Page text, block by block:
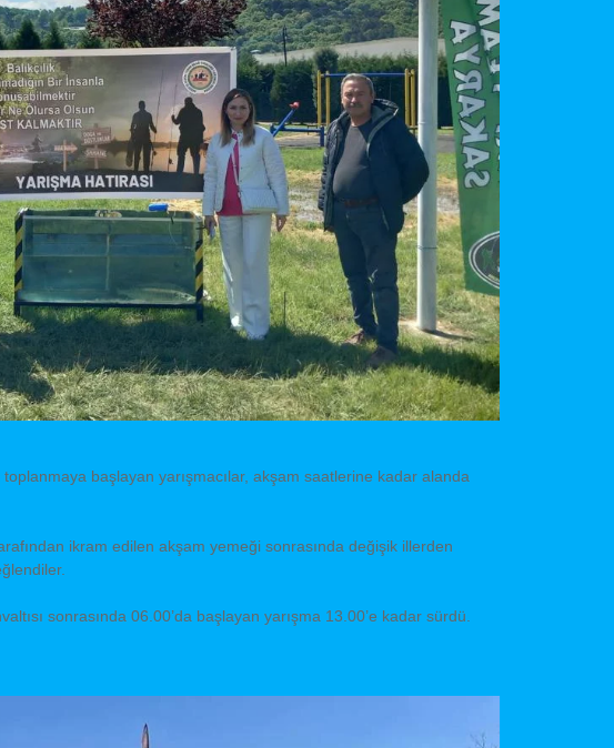
başlayan yarışmacılar, akşam saatlerine kadar alanda
ikram edilen akşam yemeği sonrasında değişik illerden
sonrasında 06.00’da başlayan yarışma 13.00’e kadar sürdü.